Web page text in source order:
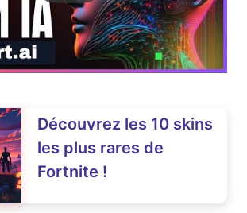
Découvrez les 10 skins
les plus rares de
Fortnite !